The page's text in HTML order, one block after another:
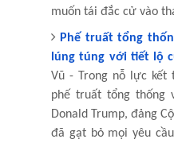
muốn tái đắc cử vào
Phế truất tổng
lúng túng với tiết lộ
Vũ - Trong nỗ lực kết
phế truất tổng thống
Donald Trump, đảng
đã gạt bỏ mọi yêu